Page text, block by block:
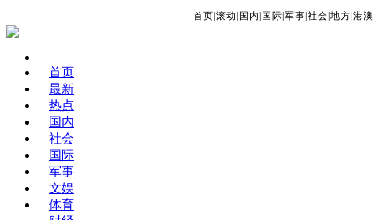
首页 滚动 国内 国际 军事 社会 地方 港澳
首页
最新
热点
国内
社会
国际
军事
文娱
体育